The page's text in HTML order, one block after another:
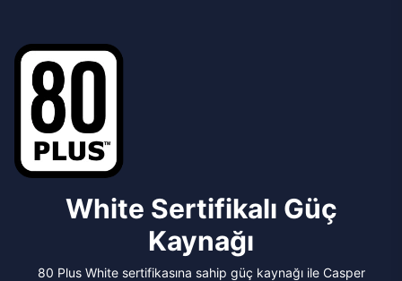
White Sertifikalı Güç
Kaynağı
80 Plus White sertifikasına sahip güç kaynağı ile Casper